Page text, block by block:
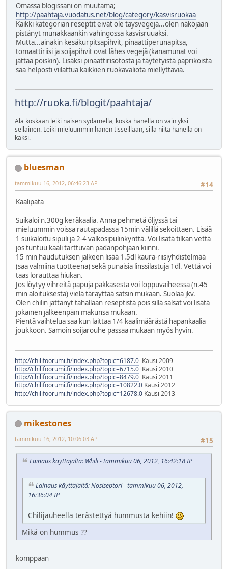
Omassa blogissani on muutama;
http://paahtaja.vuodatus.net/blog/category/kasvisruokaa
Kaikki kategorian reseptit eivät ole täysvegejä...olen näköjään
pistänyt munakkaankin vahingossa kasvisruuaksi.
Mutta...ainakin kesäkurpitsapihvit, pinaattiperunapitsa,
tomaattiriisi ja soijapihvit ovat lähes vegejä (kanamunat voi
jättää poiskin). Lisäksi pinaattirisotosta ja täytetyistä paprikoista
saa helposti viilattua kaikkien ruokavaliota miellyttäviä.
http://ruoka.fi/blogit/paahtaja/
Älä koskaan leiki naisen sydämellä, koska hänellä on vain yksi
sellainen. Leiki mieluummin hänen tisseillään, sillä niitä hänellä on
kaksi.
bluesman
#14
tammikuu 16, 2012, 06:46:23 AP
Kaalipata
Suikaloi n.300g keräkaalia. Anna pehmetä öljyssä tai
mieluummin voissa rautapadassa 15min välillä sekoittaen. Lisää
1 suikaloitu sipuli ja 2-4 valkosipulinkynttä. Voi lisätä tilkan vettä
jos tuntuu kaali tarttuvan padanpohjaan kiinni.
15 min haudutuksen jälkeen lisää 1.5dl kaura-riisiyhdistelmää
(saa valmiina tuotteena) sekä punaisia linssilastuja 1dl. Vettä voi
taas lorauttaa hiukan.
Jos löytyy vihreitä papuja pakkasesta voi loppuvaiheessa (n.45
min aloituksesta) vielä täräyttää satsin mukaan. Suolaa jkv.
Olen chilin jättänyt tahallaan reseptistä pois sillä salsat voi lisätä
jokainen jälkeenpäin makunsa mukaan.
Pientä vaihtelua saa kun laittaa 1/4 kaalimäärästä hapankaalia
joukkoon. Samoin soijarouhe passaa mukaan myös hyvin.
http://chilifoorumi.fi/index.php?topic=6187.0 Kausi 2009
http://chilifoorumi.fi/index.php?topic=6715.0 Kausi 2010
http://chilifoorumi.fi/index.php?topic=8479.0 Kausi 2011
http://chilifoorumi.fi/index.php?topic=10822.0 Kausi 2012
http://chilifoorumi.fi/index.php?topic=12678.0 Kausi 2013
mikestones
#15
tammikuu 16, 2012, 10:06:03 AP
Lainaus käyttäjältä: Whili - tammikuu 06, 2012, 16:42:18 IP
Lainaus käyttäjältä: Nosiseptori - tammikuu 06, 2012,
16:36:04 IP
Chilijauheella terästettyä hummusta kehiin!
Mikä on hummus ??
komppaan